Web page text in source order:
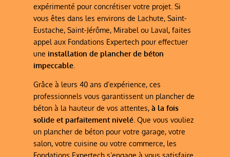
expérimenté pour concrétiser votre projet. Si
vous êtes dans les environs de Lachute, Saint-
Eustache, Saint-Jérôme, Mirabel ou Laval, faites
appel aux Fondations Expertech pour effectuer
une installation de plancher de béton
impeccable.
Grâce à leurs 40 ans d’expérience, ces
professionnels vous garantissent un plancher de
béton à la hauteur de vos attentes, à la fois
solide et parfaitement nivelé. Que vous vouliez
un plancher de béton pour votre garage, votre
salon, votre cuisine ou votre commerce, les